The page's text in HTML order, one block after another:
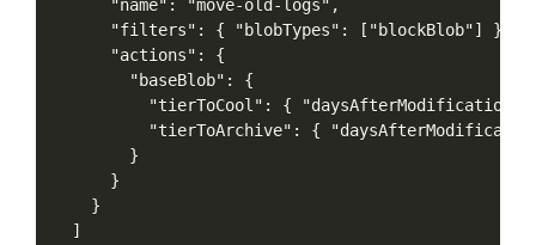
      "name": "move-old-logs",
      "filters": { "blobTypes": ["blockBlob"] },
      "actions": {
        "baseBlob": {
"tierToCool": {
"tierToArchive": {
        }
      }
    }
  ]